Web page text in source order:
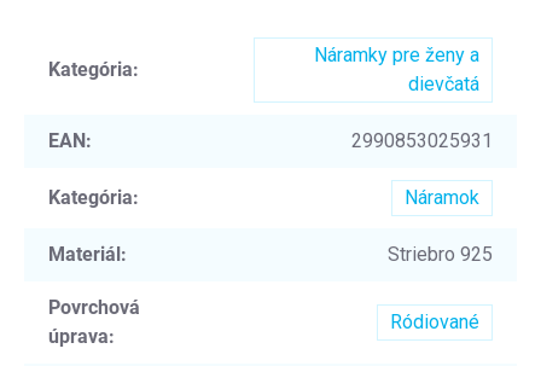
Kategória:
Náramky pre ženy a
dievčatá
EAN: 2990853025931
Kategória: Náramok
Materiál: Striebro 925
Povrchová
úprava:
Ródiované